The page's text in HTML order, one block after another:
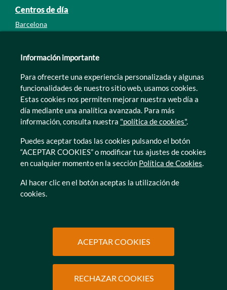
Centros de día
Barcelona
León
Murcia
Tarragona
Zamora
© Caser Residencial 2026
Información importante
Para ofrecerte una experiencia personalizada y algunas
funcionalidades de nuestro sitio web, usamos cookies.
Estas cookies nos permiten mejorar nuestra web día a
día mediante una analítica avanzada. Para más
información, consulta nuestra "política de cookies".
Puedes aceptar todas las cookies pulsando el botón
“ACEPTAR COOKIES” o modificar tus ajustes de cookies
en cualquier momento en la sección Política de Cookies.
Al hacer clic en el botón aceptas la utilización de
cookies.
ACEPTAR COOKIES
RECHAZAR COOKIES